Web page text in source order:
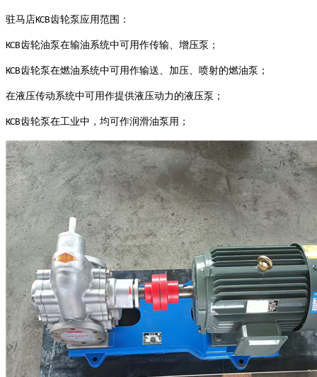
驻马店KCB齿轮泵应用范围 ：
KCB齿轮油泵在输油系统中可用作传输、增压泵；
KCB齿轮泵在燃油系统中可用作输送、加压、喷射的燃油泵；
在液压传动系统中可用作提供液压动力的液压泵；
KCB齿轮泵在工业中，均可作润滑油泵用；